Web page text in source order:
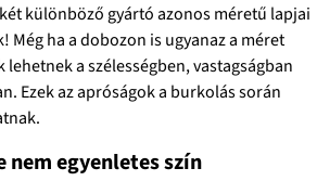
különböző gyártó azonos méretű lapjai
Még ha a dobozon is ugyanaz a méret
a szélességben, vastagságban
Ezek az apróságok a burkolás során
nem egyenletes szín